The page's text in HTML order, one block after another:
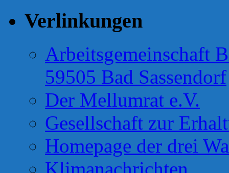
Verlinkungen
Arbeitsgemeinschaft
59505 Bad Sassendorf
Der Mellumrat e.V.
Gesellschaft zur
Homepage der drei
Klimanachrichten